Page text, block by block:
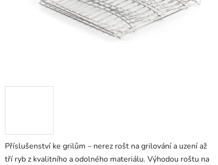
Příslušenství ke grilům – nerez rošt na grilování a uzení až
tří ryb z kvalitního a odolného materiálu. Výhodou roštu na